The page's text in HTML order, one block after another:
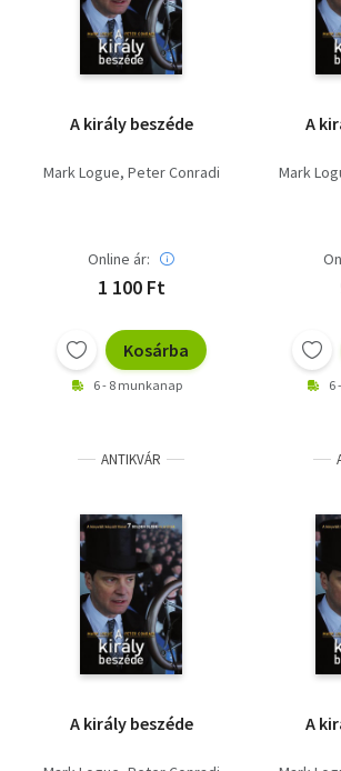
A király beszéde
Mark Logue Peter Conradi
Online ár:
1 100 Ft
Kosárba
6 - 8 munkanap
A
Mark
6
ANTIKVÁR
A király beszéde A